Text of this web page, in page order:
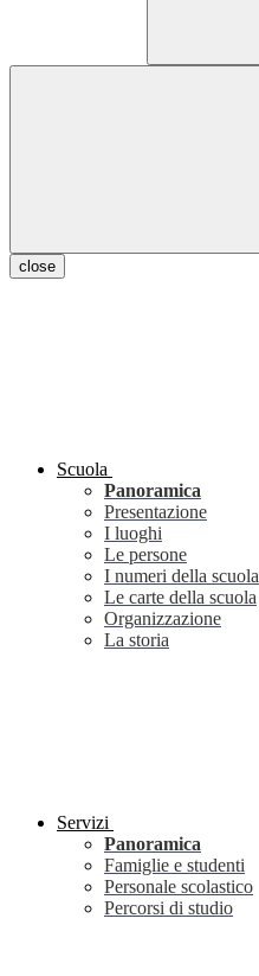
close
Scuola
Panoramica
Presentazione
I luoghi
Le persone
I numeri della scuola
Le carte della scuola
Organizzazione
La storia
Servizi
Panoramica
Famiglie e studenti
Personale scolastico
Percorsi di studio